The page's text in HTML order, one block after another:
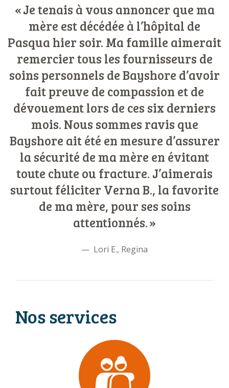
Je tenais à vous annoncer que ma
mère est décédée à l’hôpital de
Pasqua hier soir. Ma famille aimerait
remercier tous les fournisseurs de
soins personnels de Bayshore d’avoir
fait preuve de compassion et de
dévouement lors de ces six derniers
mois. Nous sommes ravis que
Bayshore ait été en mesure d’assurer
la sécurité de ma mère en évitant
toute chute ou fracture. J’aimerais
surtout féliciter Verna B., la favorite
de ma mère, pour ses soins
attentionnés.
Lori E., Regina
Nos services